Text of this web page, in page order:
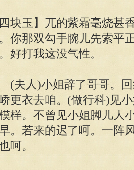
四块玉】兀的紫霜毫烧甚
你那双勾手腕儿先索平
好打我这没气性。
人)小姐辞了哥哥。回
更衣去咱。(做行科)见
样。不曾见小姐脚儿大
。若来的迟了呵。一阵
呵。